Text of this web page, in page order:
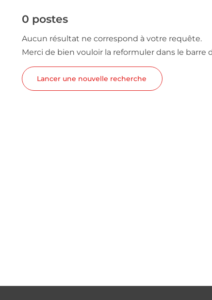
0 postes
Aucun résultat ne correspond à votre requête.
Merci de bien vouloir la reformuler dans le barre
Lancer une nouvelle recherche